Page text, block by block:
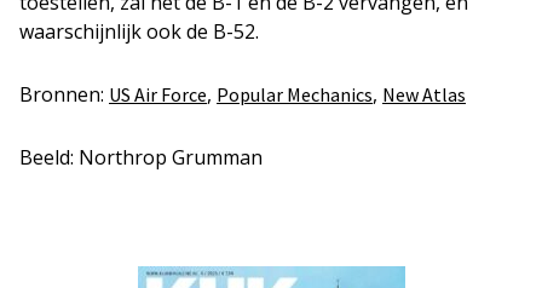
waarschijnlijk ook de B-52.
Bronnen: US Air Force, Popular Mechanics, New Atlas
Beeld: Northrop Grumman